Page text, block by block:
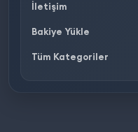
İletişim
Bakiye Yükle
Tüm Kategoriler